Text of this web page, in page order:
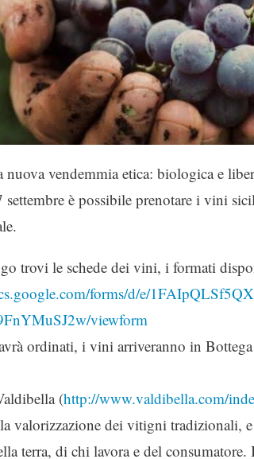
nuova vendemmia etica: biologica e
settembre è possibile prenotare i vini
trovi le schede dei vini, i formati
forms/d/e/
viewform
ordinati, i vini arriveranno in
(http://www.valdibella.com/
valorizzazione dei vitigni tradizionali,
terra, di chi lavora e del